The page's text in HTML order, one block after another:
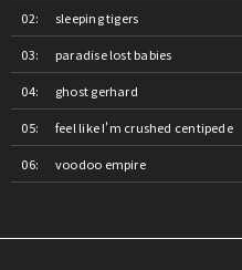
sleeping tigers
paradise lost babies
ghost gerhard
feel like I'm crushed centipede
voodoo empire